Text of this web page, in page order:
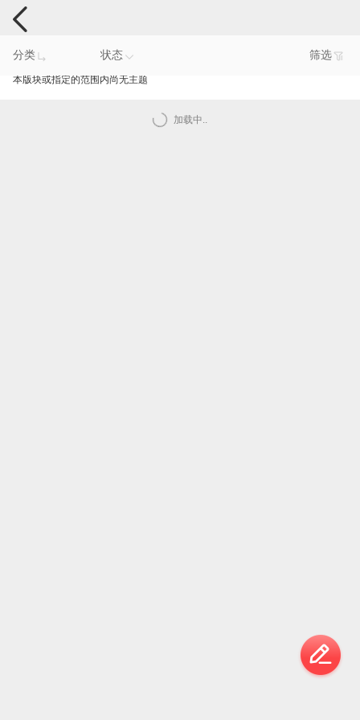
手机反馈
分类 状态 筛选
本版块或指定的范围内尚无主题
加载中..